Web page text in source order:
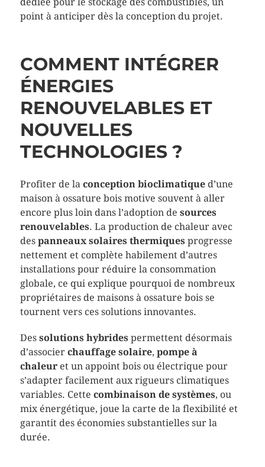
point à anticiper dès la conception du projet.
COMMENT INTÉGRER
ÉNERGIES
RENOUVELABLES ET
NOUVELLES
TECHNOLOGIES ?
Profiter de la conception bioclimatiqued’une
maison à ossature bois motive souvent à aller
encore plus loin dans l’adoption de sources
renouvelables. La production de chaleur avec
des panneaux solaires thermiquesprogresse
nettement et complète habilement d’autres
installations pour réduire la consommation
globale, ce qui explique pourquoi de nombreux
propriétaires de maisons à ossature bois se
tournent vers ces solutions innovantes.
Des solutions hybridespermettent désormais
d’associer chauffage solaire, pompe à
chaleuret un appoint bois ou électrique pour
s’adapter facilement aux rigueurs climatiques
variables. Cette combinaison de systèmes, ou
mix énergétique, joue la carte de la flexibilité et
garantit des économies substantielles sur la
durée.